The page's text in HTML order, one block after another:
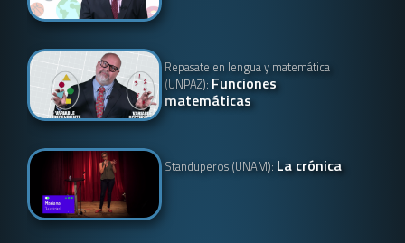
Repasate en lengua y matemática
(UNPAZ): Funciones
matemáticas
Standuperos (UNAM): La crónica